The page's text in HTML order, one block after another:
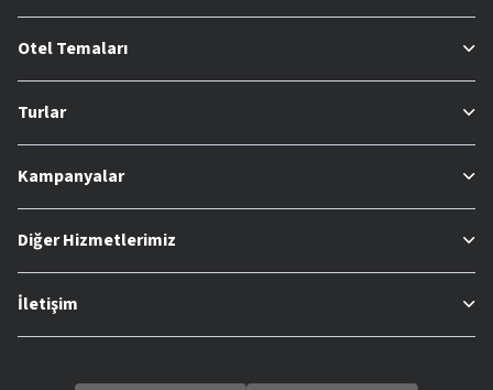
Otel Temaları
Turlar
Kampanyalar
Diğer Hizmetlerimiz
İletişim